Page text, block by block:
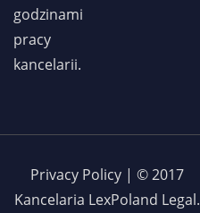
godzinami
pracy
kancelarii.
Privacy Policy | © 2017
Kancelaria LexPoland Legal.